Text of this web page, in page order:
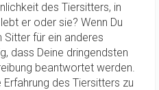
des Tiersitters, in
er oder sie? Wenn Du
Sitter für ein anderes
dass Deine dringendsten
beantwortet werden.
des Tiersitters zu